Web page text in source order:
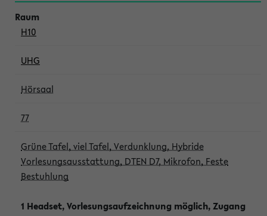
H10
UHG
Hörsaal
77
Grüne Tafel, viel Tafel, Verdunklung, Hybride
Vorlesungsausstattung, DTEN D7, Mikrofon, Feste
Bestuhlung
1 Headset, Vorlesungsaufzeichnung möglich, Zugang